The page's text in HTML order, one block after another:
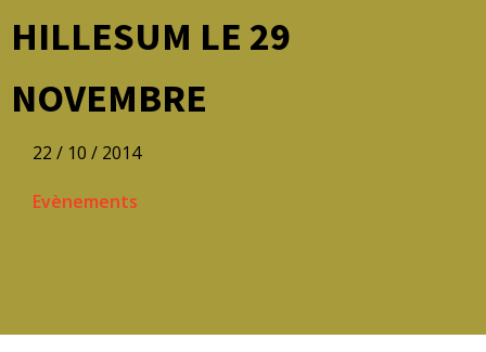
HILLESUM LE 29
NOVEMBRE
22 / 10 / 2014
Evènements